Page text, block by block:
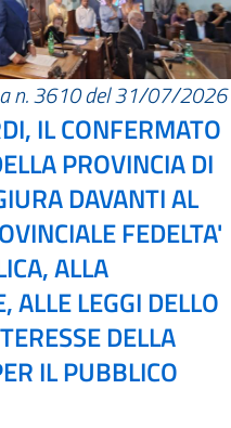
n. 3610 del 31/07/2026
IL CONFERMATO
PROVINCIA DI
DAVANTI AL
FEDELTA'
ALLA
ALLE LEGGI DELLO
DELLA
IL PUBBLICO